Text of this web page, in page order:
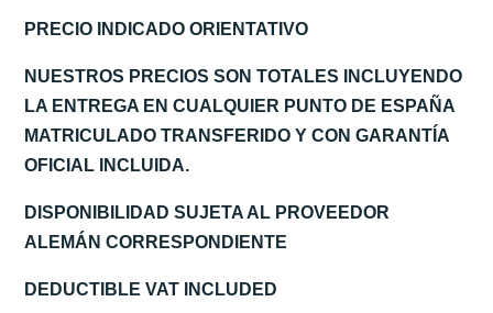
PRECIO INDICADO ORIENTATIVO
NUESTROS PRECIOS SON TOTALES INCLUYENDO
LA ENTREGA EN CUALQUIER PUNTO DE ESPAÑA
MATRICULADO TRANSFERIDO Y CON GARANTÍA
OFICIAL INCLUIDA.
DISPONIBILIDAD SUJETA AL PROVEEDOR
ALEMÁN CORRESPONDIENTE
DEDUCTIBLE VAT INCLUDED